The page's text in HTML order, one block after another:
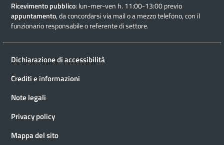
Ricevimento pubblico: lun-mer-ven h. 11:00-13:00 previo
appuntamento, da concordarsi via mail o a mezzo telefono, con il
funzionario responsabile o referente di settore.
Dichiarazione di accessibilità
Crediti e informazioni
Note legali
Privacy policy
Mappa del sito